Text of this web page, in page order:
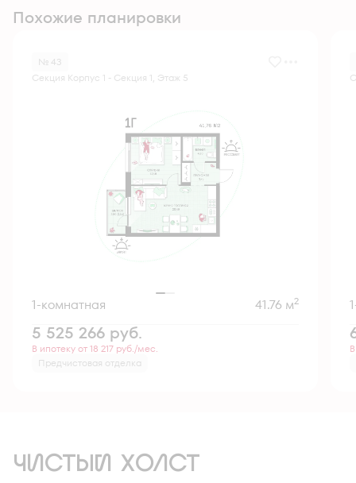
Похожие планировки
№ 43
Секция Корпус 1 - Секция 1, Этаж 5
1-комнатная 41.76 м2
5 525 266 руб.
В ипотеку от 18 217 руб./мес.
Предчистовая отделка
ЧИСТЫЙ ХОЛСТ